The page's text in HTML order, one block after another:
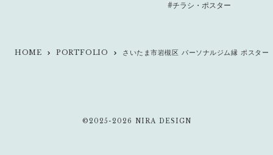
#チラシ・ポスター
HOME keyboard_arrow_right PORTFOLIO keyboard_arrow_right さいたま市岩槻区 パーソナルジム縁 ポスター
©2025-2026 NIRA DESIGN